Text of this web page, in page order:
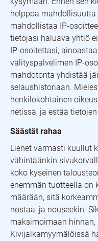
helppoa
mahdollistaa IP-
tietojasi haluava yhtiö
IP-osoitettasi,
välityspalvelimen IP-
mahdotonta yhdistää
selaushistoriaan.
henkilökohtainen
netissä, ja estää
Säästät rahaa
Lienet varmasti kuullut
vähintäänkin
koko kyseinen
enemmän tuotteella on
määrään, sitä
nostaa, ja nouseekin.
maksimoimaan
Kivijalkamyymälöissä